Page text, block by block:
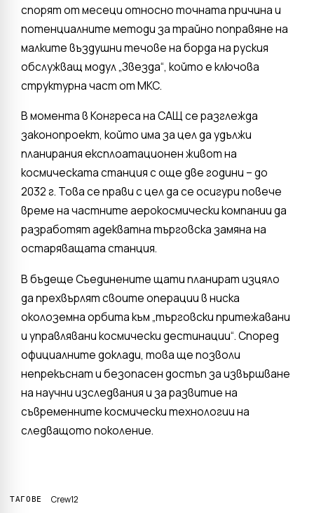
спорят от месеци относно точната причина и
потенциалните методи за трайно поправяне на
малките въздушни течове на борда на руския
обслужващ модул „Звезда“, който е ключова
структурна част от МКС.
В момента в Конгреса на САЩ се разглежда
законопроект, който има за цел да удължи
планирания експлоатационен живот на
космическата станция с още две години – до
2032 г. Това се прави с цел да се осигури повече
време на частните аерокосмически компании да
разработят адекватна търговска замяна на
остаряващата станция.
В бъдеще Съединените щати планират изцяло
да прехвърлят своите операции в ниска
околоземна орбита към „търговски притежавани
и управлявани космически дестинации“. Според
официалните доклади, това ще позволи
непрекъснат и безопасен достъп за извършване
на научни изследвания и за развитие на
съвременните космически технологии на
следващото поколение.
ТАГОВЕ Crew12